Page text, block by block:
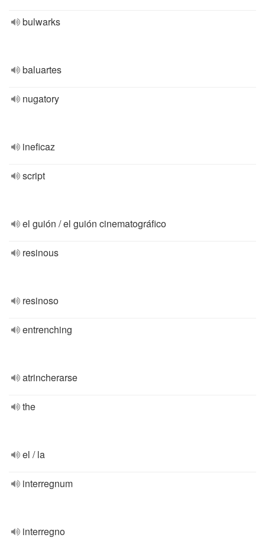
bulwarks
baluartes
nugatory
ineficaz
script
el guión / el guión cinematográfico
resinous
resinoso
entrenching
atrincherarse
the
el / la
interregnum
interregno